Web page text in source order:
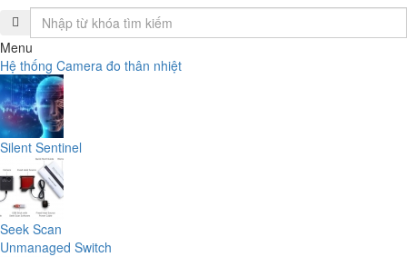
Menu
Hệ thống Camera đo thân nhiệt
Silent Sentinel
Seek Scan
Unmanaged Switch